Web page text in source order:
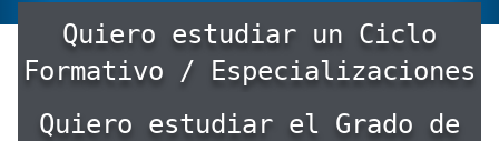
Quiero estudiar un Ciclo
Formativo / Especializaciones
Quiero estudiar el Grado de